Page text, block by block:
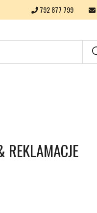
792 877 799
REKLAMACJE